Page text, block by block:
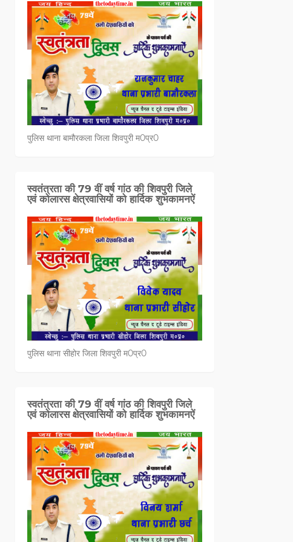
पुलिस थाना बामौरकला जिला शिवपुरी म0प्र0
स्वतंत्रता की 79 वीं वर्ष गांठ की शिवपुरी जिले
एवं कोलारस क्षेत्रवासियों को हार्दिक शुभकामनऐं
पुलिस थाना सीहोर जिला शिवपुरी म0प्र0
स्वतंत्रता की 79 वीं वर्ष गांठ की शिवपुरी जिले
एवं कोलारस क्षेत्रवासियों को हार्दिक शुभकामनऐं